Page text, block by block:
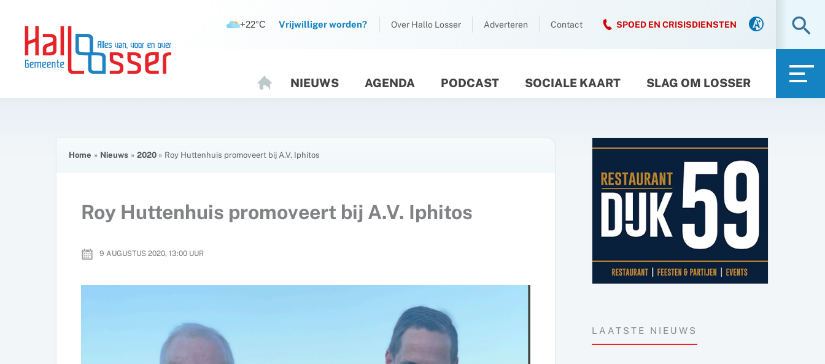
inhoud
inhoud
+22°C Vrijwilliger worden? Over Hallo Losser Adverteren Contact SPOED EN CRISISDIENSTEN
O
M
NIEUWS AGENDA PODCAST SOCIALE KAART SLAG OM LOSSER
Home Nieuws 2020 Roy Huttenhuis promoveert bij A.V. Iphitos
Roy Huttenhuis promoveert bij A.V. Iphitos
9 AUGUSTUS 2020, 13:00 UUR
LAATSTE NIEUWS